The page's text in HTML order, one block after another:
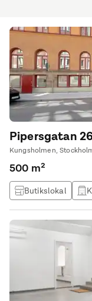
Pipersgatan
Kungsholmen,
500 m²
Butikslokal